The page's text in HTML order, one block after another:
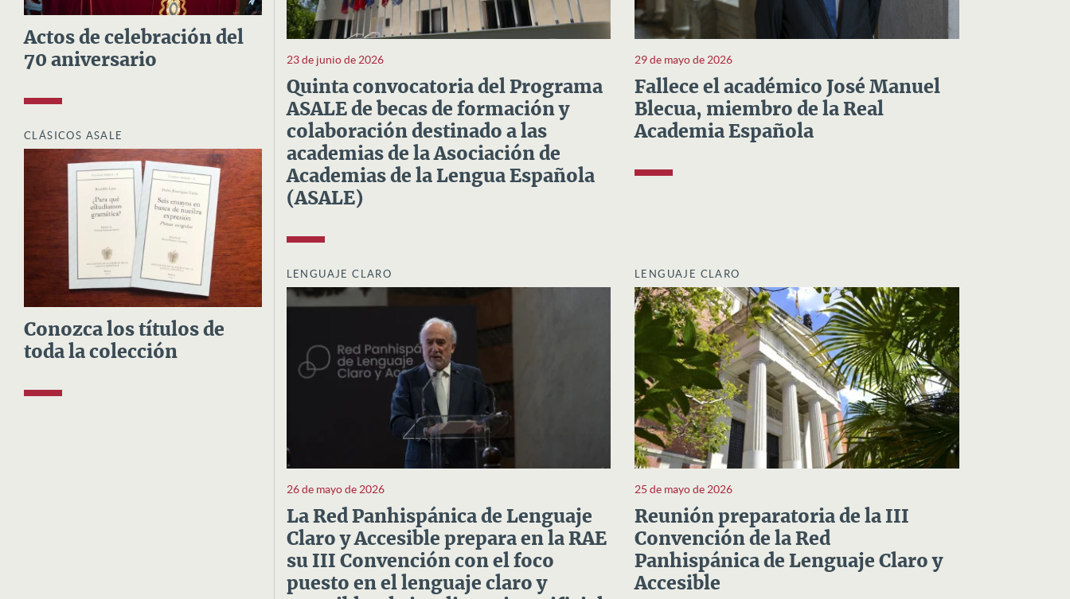
Actos de celebración del
70 aniversario
CLÁSICOS ASALE
Conozca los títulos de
toda la colección
23 de junio de 2026
Quinta convocatoria del Programa
ASALE de becas de formación y
colaboración destinado a las
academias de la Asociación de
Academias de la Lengua Española
(ASALE)
29 de mayo de 2026
Fallece el académico José Manuel
Blecua, miembro de la Real
Academia Española
LENGUAJE CLARO
26 de mayo de 2026
La Red Panhispánica de Lenguaje
Claro y Accesible prepara en la RAE
su III Convención con el foco
puesto en el lenguaje claro y
LENGUAJE CLARO
25 de mayo de 2026
Reunión preparatoria de la III
Convención de la Red
Panhispánica de Lenguaje Claro y
Accesible